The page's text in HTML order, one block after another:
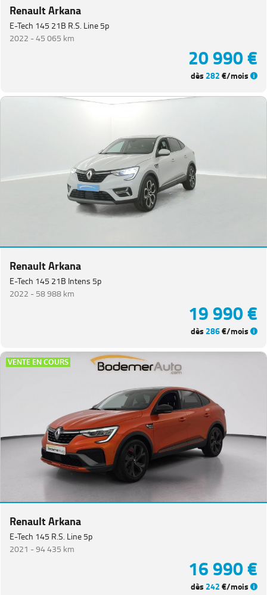
Renault Arkana
E-Tech 145 21B R.S. Line 5p
2022 -45 065 km
20 990 €
dès 282€/mois
Renault Arkana
E-Tech 145 21B Intens 5p
2022 -58 988 km
19 990 €
dès 286€/mois
VENTE EN COURS
Renault Arkana
E-Tech 145 R.S. Line 5p
2021 -94 435 km
16 990 €
dès 242€/mois